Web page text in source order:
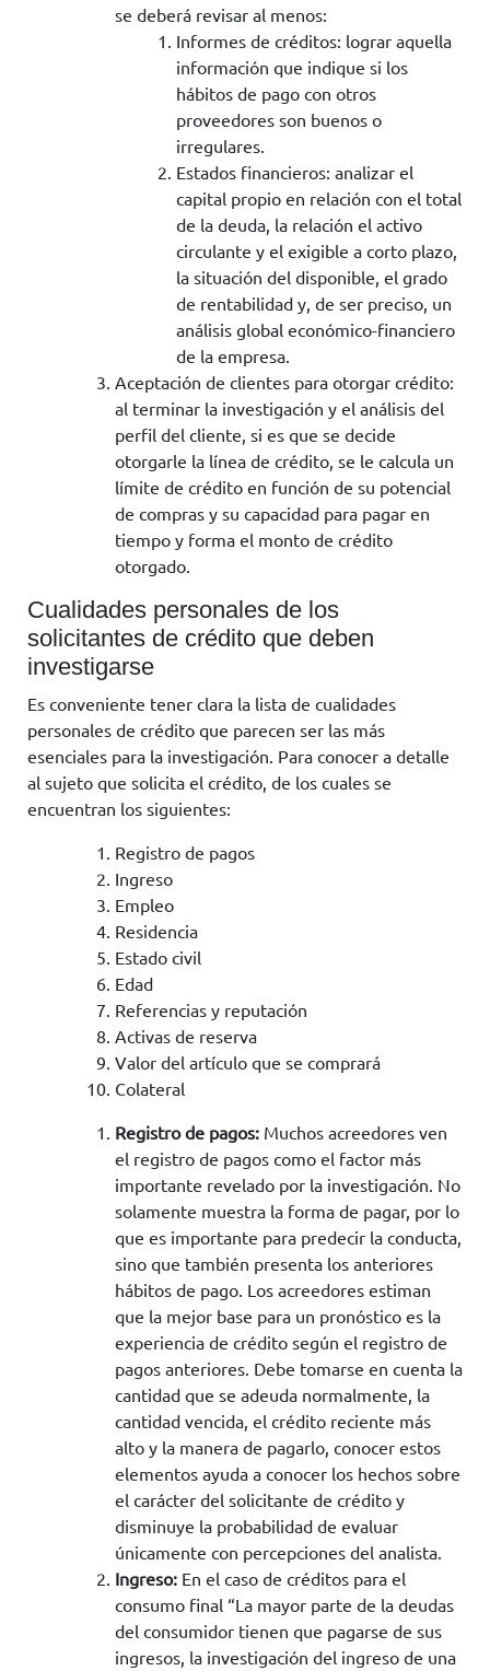
se deberá revisar al menos:
Informes de créditos: lograr aquella
información que indique si los
hábitos de pago con otros
proveedores son buenos o
irregulares.
Estados financieros: analizar el
capital propio en relación con el total
de la deuda, la relación el activo
circulante y el exigible a corto plazo,
la situación del disponible, el grado
de rentabilidad y, de ser preciso, un
análisis global económico-financiero
de la empresa.
Aceptación de clientes para otorgar crédito:
al terminar la investigación y el análisis del
perfil del cliente, si es que se decide
otorgarle la línea de crédito, se le calcula un
límite de crédito en función de su potencial
de compras y su capacidad para pagar en
tiempo y forma el monto de crédito
otorgado.
Cualidades personales de los
solicitantes de crédito que deben
investigarse
Es conveniente tener clara la lista de cualidades
personales de crédito que parecen ser las más
esenciales para la investigación. Para conocer a detalle
al sujeto que solicita el crédito, de los cuales se
encuentran los siguientes:
Registro de pagos
Ingreso
Empleo
Residencia
Estado civil
Edad
Referencias y reputación
Activas de reserva
Valor del artículo que se comprará
Colateral
Registro de pagos: Muchos acreedores ven
el registro de pagos como el factor más
importante revelado por la investigación. No
solamente muestra la forma de pagar, por lo
que es importante para predecir la conducta,
sino que también presenta los anteriores
hábitos de pago. Los acreedores estiman
que la mejor base para un pronóstico es la
experiencia de crédito según el registro de
pagos anteriores. Debe tomarse en cuenta la
cantidad que se adeuda normalmente, la
cantidad vencida, el crédito reciente más
alto y la manera de pagarlo, conocer estos
elementos ayuda a conocer los hechos sobre
el carácter del solicitante de crédito y
disminuye la probabilidad de evaluar
únicamente con percepciones del analista.
Ingreso: En el caso de créditos para el
consumo final “La mayor parte de la deudas
del consumidor tienen que pagarse de sus
ingresos, la investigación del ingreso de una